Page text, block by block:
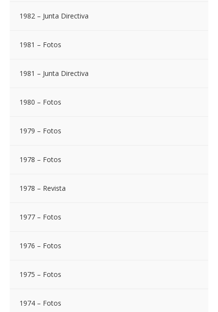
1982 – Junta Directiva
1981 – Fotos
1981 – Junta Directiva
1980 – Fotos
1979 – Fotos
1978 – Fotos
1978 – Revista
1977 – Fotos
1976 – Fotos
1975 – Fotos
1974 – Fotos